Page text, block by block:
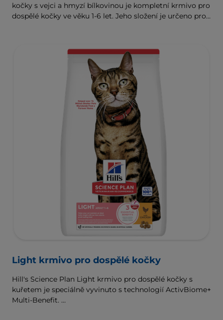
kočky s vejci a hmyzí bílkovinou je kompletní krmivo pro
dospělé kočky ve věku 1-6 let. Jeho složení je určeno pro
Light krmivo pro dospělé kočky
Hill's Science Plan Light krmivo pro dospělé kočky s
kuřetem je speciálně vyvinuto s technologií ActivBiome+
Multi-Benefit.